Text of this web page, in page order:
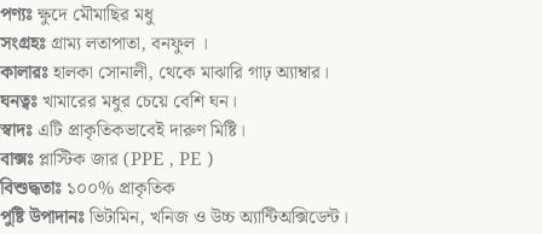
পণ্যঃক্ষুদে মৌমাছির মধু
সংগ্রহঃগ্রাম্য লতাপাতা, বনফুল ।
কালারঃহালকা সোনালী, থেকে মাঝারি গাঢ় অ্যাম্বার।
ঘনত্বঃখামারের মধুর চেয়ে বেশি ঘন।
স্বাদঃএটি প্রাকৃতিকভাবেই দারুণ মিষ্টি।
বাক্সঃপ্লাস্টিক জার (PPE , PE )
বিশুদ্ধতাঃ ১০০% প্রাকৃতিক
পুষ্টি উপাদানঃভিটামিন, খনিজ ও উচ্চ অ্যান্টিঅক্সিডেন্ট।